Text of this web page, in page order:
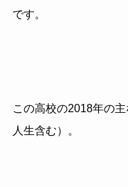
です。
この高校の2018年の
人生含む）。